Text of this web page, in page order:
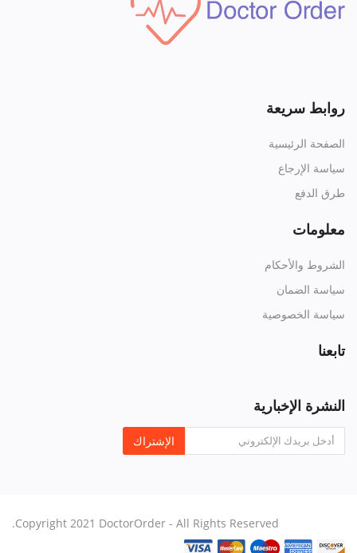
روابط سريعة
الصفحة الرئيسية
سياسة الإرجاع
طرق الدفع
معلومات
الشروط والأحكام
سياسة الضمان
سياسة الخصوصية
تابعنا
النشرة الإخبارية
الإشتراك
Copyright 2021 DoctorOrder - All Rights Reserved.